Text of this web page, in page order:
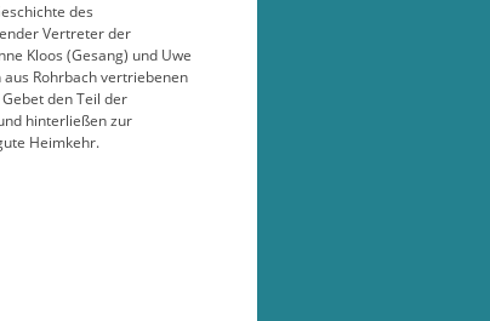
des
Vertreter der
Kloos (Gesang) und Uwe
Rohrbach vertriebenen
den Teil der
hinterließen zur
Heimkehr.